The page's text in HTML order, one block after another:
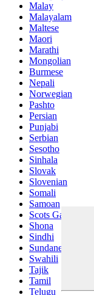
Malay
Malayalam
Maltese
Maori
Marathi
Mongolian
Burmese
Nepali
Norwegian
Pashto
Persian
Punjabi
Serbian
Sesotho
Sinhala
Slovak
Slovenian
Somali
Samoan
Scots Gaelic
Shona
Sindhi
Sundanese
Swahili
Tajik
Tamil
Telugu